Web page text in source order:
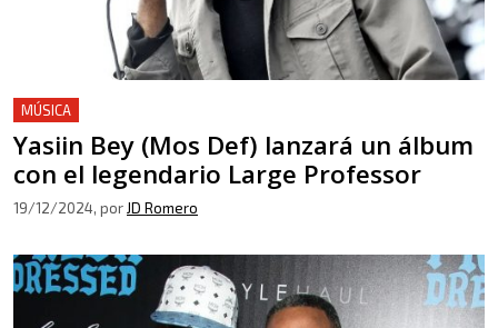
MÚSICA
Yasiin Bey (Mos Def) lanzará un álbum
con el legendario Large Professor
19/12/2024, por JD Romero